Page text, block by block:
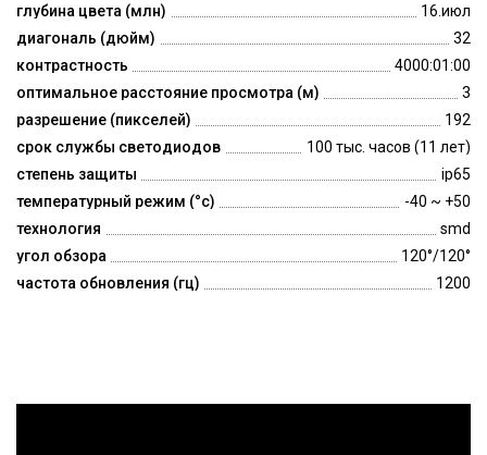
глубина цвета (млн)
16.июл
диагональ (дюйм)
32
контрастность
4000:01:00
оптимальное расстояние просмотра (м)
3
разрешение (пикселей)
192
срок службы светодиодов
100 тыс. часов (11 лет)
степень защиты
ip65
температурный режим (°c)
-40 ~ +50
технология
smd
угол обзора
120°/120°
частота обновления (гц)
1200